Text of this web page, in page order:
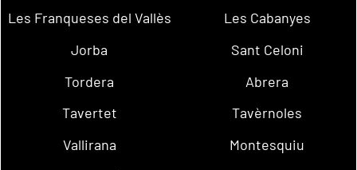
Les Franqueses del Vallès
Les Cabanyes
Jorba
Sant Celoni
Tordera
Abrera
Tavertet
Tavèrnoles
Vallirana
Montesquiu